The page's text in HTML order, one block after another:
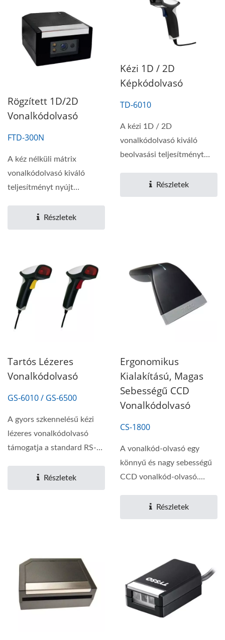
Rögzített 1D/2D
Vonalkódolvasó
FTD-300N
A kéz nélküli mátrix
vonalkódolvasó kiváló
teljesítményt nyújt
Részletek
Kézi 1D / 2D
Képkódolvasó
TD-6010
A kézi 1D / 2D
vonalkódolvasó kiváló
beolvasási teljesítményt
Részletek
Tartós Lézeres
Vonalkódolvasó
GS-6010 / GS-6500
A gyors szkennelésű kézi
lézeres vonalkódolvasó
támogatja a standard RS-
Részletek
Ergonomikus
Kialakítású, Magas
Sebességű CCD
Vonalkódolvasó
CS-1800
A vonalkód-olvasó egy
könnyű és nagy sebességű
CCD vonalkód-olvasó.
Részletek